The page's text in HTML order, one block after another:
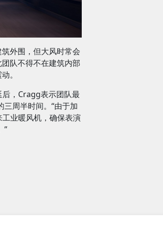
外围，但大风时常会
队不得不在建筑内部
。
，Cragg表示团队最
三周半时间。“由于加
业暖风机，确保表演
”